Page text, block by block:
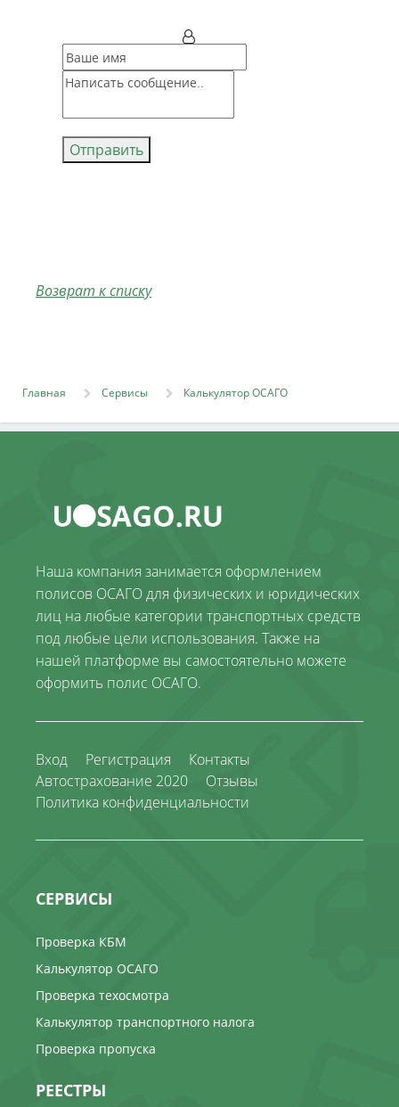
Отправить
Возврат к списку
Главная Сервисы Калькулятор ОСАГО
Наша компания занимается оформлением
полисов ОСАГО для физических и юридических
лиц на любые категории транспортных средств
под любые цели использования. Также на
нашей платформе вы самостоятельно можете
оформить полис ОСАГО.
Вход Регистрация
Контакты
Автострахование 2020
Отзывы
Политика конфиденциальности
СЕРВИСЫ
Проверка КБМ
Калькулятор ОСАГО
Проверка техосмотра
Калькулятор транспортного налога
Проверка пропуска
РЕЕСТРЫ